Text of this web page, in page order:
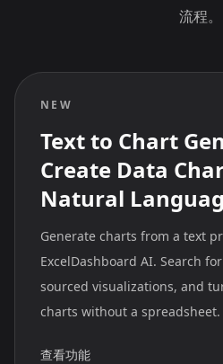
流程。
NEW
Text to Chart
Create Data
Natural
Generate charts from a text
ExcelDashboard AI. Search
sourced visualizations, and
charts without a spreadsheet.
查看功能